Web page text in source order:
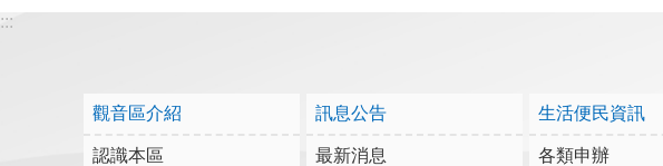
:::
觀音區介紹
認識本區
訊息公告
最新消息
生活便民資訊
各類申辦